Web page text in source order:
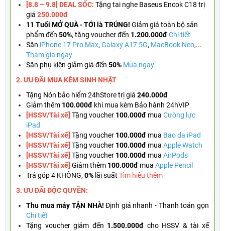
[8.8 – 9.8] DEAL SỐC: Tặng tai nghe Baseus Encok C18 trị
giá 250.000đ
11 Tuổi MỞ QUÀ - TỚI là TRÚNG! Giảm giá toàn bộ sản
phẩm đến 50%, tặng voucher đến 1.200.000đChi tiết
Săn iPhone 17 Pro Max, Galaxy A17 5G, MacBook Neo,...
Tham gia ngay
Săn phụ kiện giảm giá đến 50% Mua ngay
2. ƯU ĐÃI MUA KÈMSINH NHẬT
Tặng Nón bảo hiểm 24hStore trị giá 240.000đ
Giảm thêm 100.000đ khi mua kèm Bảo hành 24hVIP
[HSSV/Tài xế] Tặng voucher 100.000đ mua Cường lực
iPad
[HSSV/Tài xế] Tặng voucher 100.000đ mua Bao da iPad
[HSSV/Tài xế] Tặng voucher 100.000đ mua Apple Watch
[HSSV/Tài xế] Tặng voucher 100.000đ mua AirPods
[HSSV/Tài xế] Giảm thêm 100.000đ mua Apple Pencil
Trả góp 4 KHÔNG, 0% lãi suất Tìm hiểu thêm
3. ƯU ĐÃI ĐỘC QUYỀN:
Thu mua máy TẬN NHÀ!Định giá nhanh - Thanh toán gọn
Chi tiết
Tặng voucher giảm đến 1.500.000đ cho HSSV & tài xế